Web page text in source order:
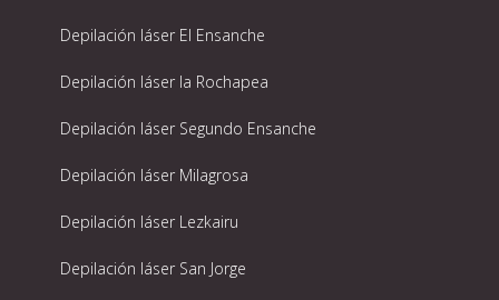
Depilación láser El Ensanche
Depilación láser la Rochapea
Depilación láser Segundo Ensanche
Depilación láser Milagrosa
Depilación láser Lezkairu
Depilación láser San Jorge